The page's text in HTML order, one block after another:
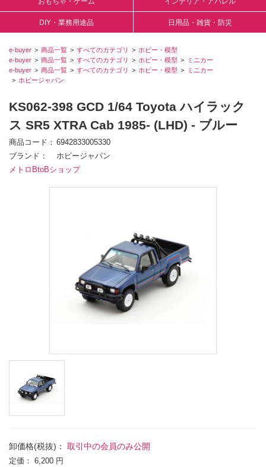
DIY・業務用途品 日用品・雑貨・防災
e-buyer 商品一覧 すべてのカテゴリ
ホビー・模型
e-buyer
商品一覧 すべてのカテゴリ ホビー・模型
ミニカー
e-buyer
商品一覧 すべてのカテゴリ ホビー・模型
ミニカー
ホビージャパン
KS062-398 GCD 1/64 Toyota ハイラック
ス SR5 XTRA Cab 1985- (LHD) - ブルー
商品コード
6942833005330
ブランド
ホビージャパン
メトロBtoBショップ
卸価格(税抜)： 取引中の会員のみ公開
定価： 6,200 円